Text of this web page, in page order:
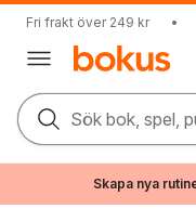
Fri frakt över 249 kr •
Sök bok, spel,
Skapa nya